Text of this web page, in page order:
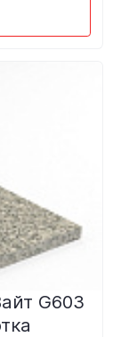
G603